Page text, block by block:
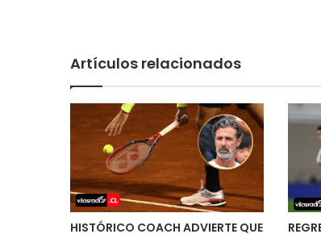
Artículos relacionados
HISTÓRICO COACH ADVIERTE QUE